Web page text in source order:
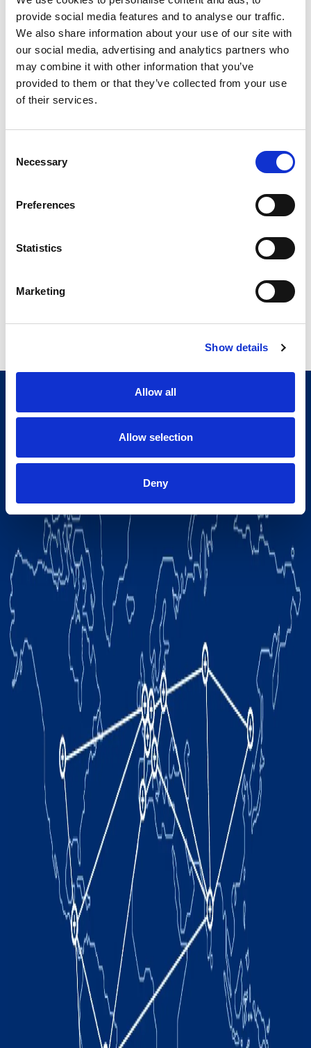
provide social media features and to analyse our traffic.
We also share information about your use of our site with
our social media, advertising and analytics partners who
may combine it with other information that you’ve
provided to them or that they’ve collected from your use
of their services.
Selection
Necessary
Preferences
Statistics
Marketing
Show details
Allow all
Allow selection
Deny
Installationsposition Inside the RACK cabinet
Interne
Mindestabmessungen
483 x 600 x 265.9 mm 19 x
Gehäuses
Erforderlicher
Steuereinheiten bei
Schrank
Installationsanforderungen